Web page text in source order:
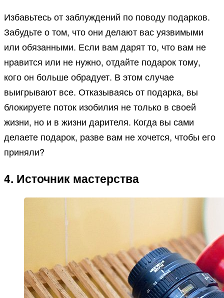
Избавьтесь от заблуждений по поводу подарков.
Забудьте о том, что они делают вас уязвимыми
или обязанными. Если вам дарят то, что вам не
нравится или не нужно, отдайте подарок тому,
кого он больше обрадует. В этом случае
выигрывают все. Отказываясь от подарка, вы
блокируете поток изобилия не только в своей
жизни, но и в жизни дарителя. Когда вы сами
делаете подарок, разве вам не хочется, чтобы его
приняли?
4. Источник мастерства